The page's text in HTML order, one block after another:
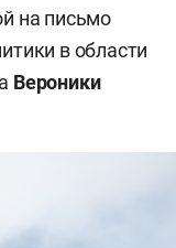
на письмо
в области
Вероники